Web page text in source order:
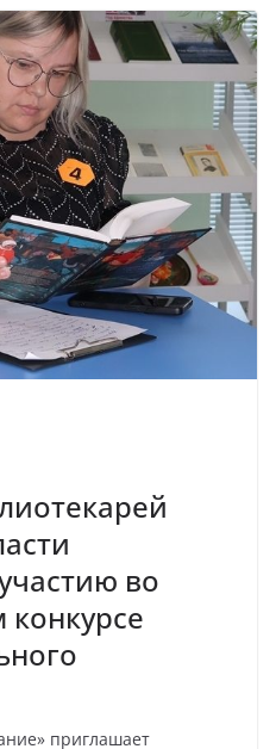
во
конкурсе
приглашает